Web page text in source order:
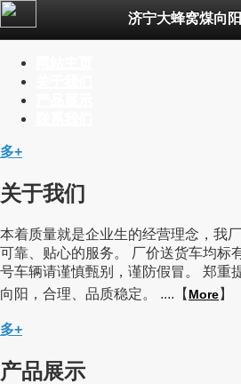
公司简介
新闻资讯
产品展示
联系我们
一键拨号
济宁大蜂窝煤向
多+
关于我们
本着质量就是企业生的经营理念，我
可靠、贴心的服务。 厂价送货车均标
号车辆请谨慎甄别，谨防假冒。 郑重
向阳，合理、品质稳定。 ....【 More】
多+
产品展示